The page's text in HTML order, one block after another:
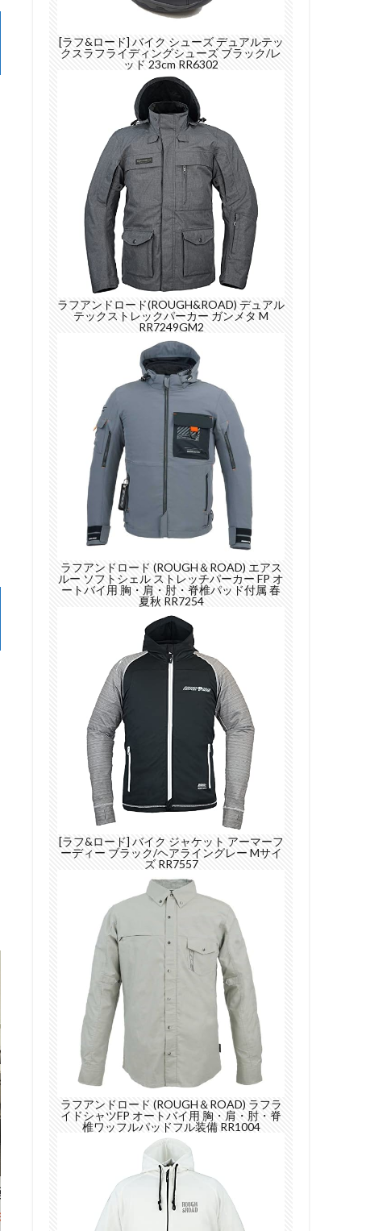
[ラフ&ロード] バイク シューズ デュアルテッ
クスラフライディングシューズ ブラック/レ
ッド 23cm RR6302
ラフアンドロード(ROUGH&ROAD) デュアル
テックストレックパーカー ガンメタ M
RR7249GM2
ラフアンドロード (ROUGH＆ROAD) エアス
ルー ソフトシェル ストレッチパーカー FP オ
ートバイ用 胸・肩・肘・脊椎パッド付属 春
夏秋 RR7254
[ラフ&ロード] バイク ジャケット アーマーフ
ーディー ブラック/ヘアライングレー Mサイ
ズ RR7557
ラフアンドロード (ROUGH＆ROAD) ラフラ
イドシャツFP オートバイ用 胸・肩・肘・脊
椎ワッフルパッドフル装備 RR1004